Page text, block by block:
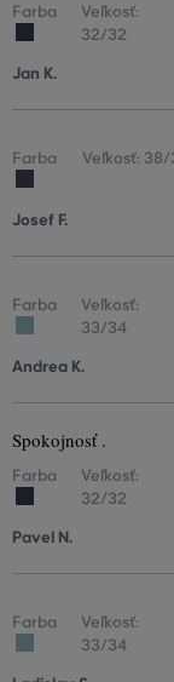
Farba
Veľkosť:
32/32
Jan K.
Farba Veľkosť:
Josef F.
Farba
Veľkosť:
33/34
Andrea K.
Spokojnosť .
Farba
Veľkosť:
32/32
Pavel N.
Farba
Veľkosť:
33/34